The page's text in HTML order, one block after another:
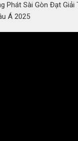
Phát Sài Gòn Đạt
Á 2025